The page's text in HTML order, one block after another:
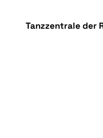
Tanzzentrale der